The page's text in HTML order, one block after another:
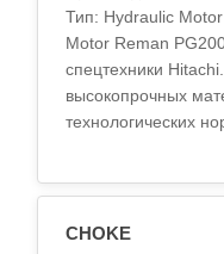
Тип: Hydraulic
Motor Reman
спецтехники
высокопрочных
технологических
CHOKE